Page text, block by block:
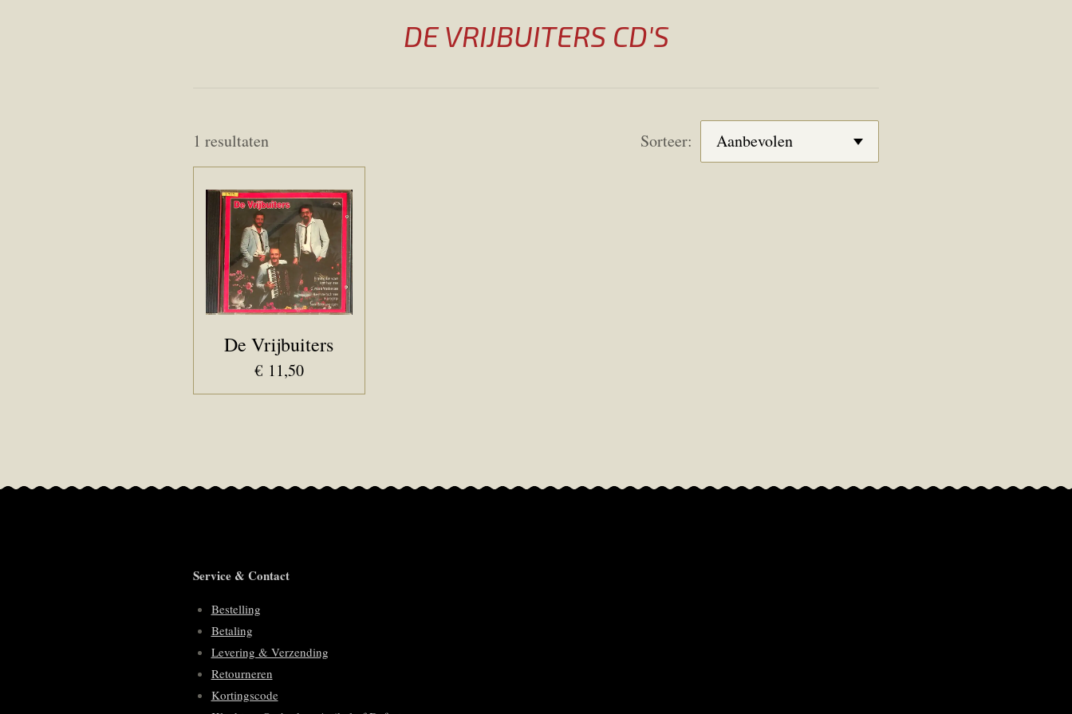
DE VRIJBUITERS CD'S
1 resultaten Sorteer:
De Vrijbuiters
€ 11,50
Service & Contact
Bestelling
Betaling
Levering & Verzending
Retourneren
Kortingscode